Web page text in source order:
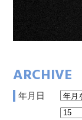
ARCHIVE
年月日